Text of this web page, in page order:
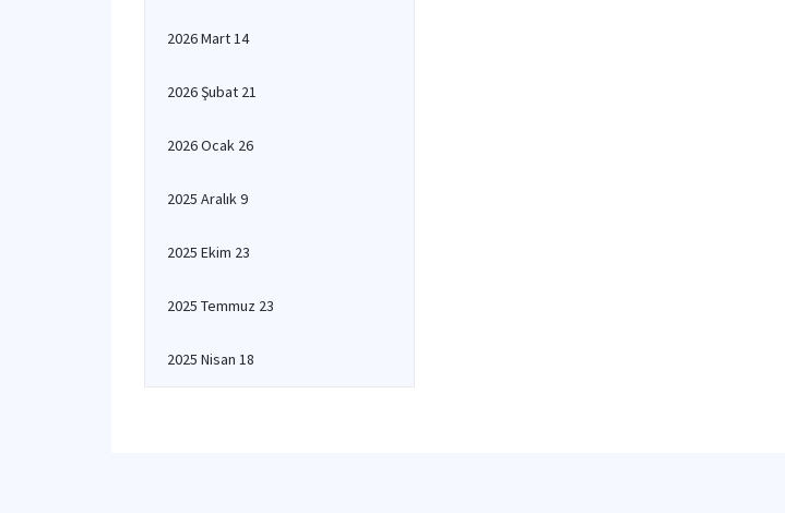
2026 Mart 14
2026 Şubat 21
2026 Ocak 26
2025 Aralık 9
2025 Ekim 23
2025 Temmuz 23
2025 Nisan 18